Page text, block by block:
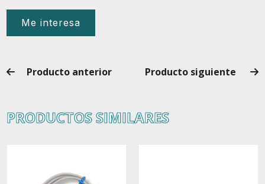
Me interesa
Producto anterior Producto siguiente
PRODUCTOS SIMILARES